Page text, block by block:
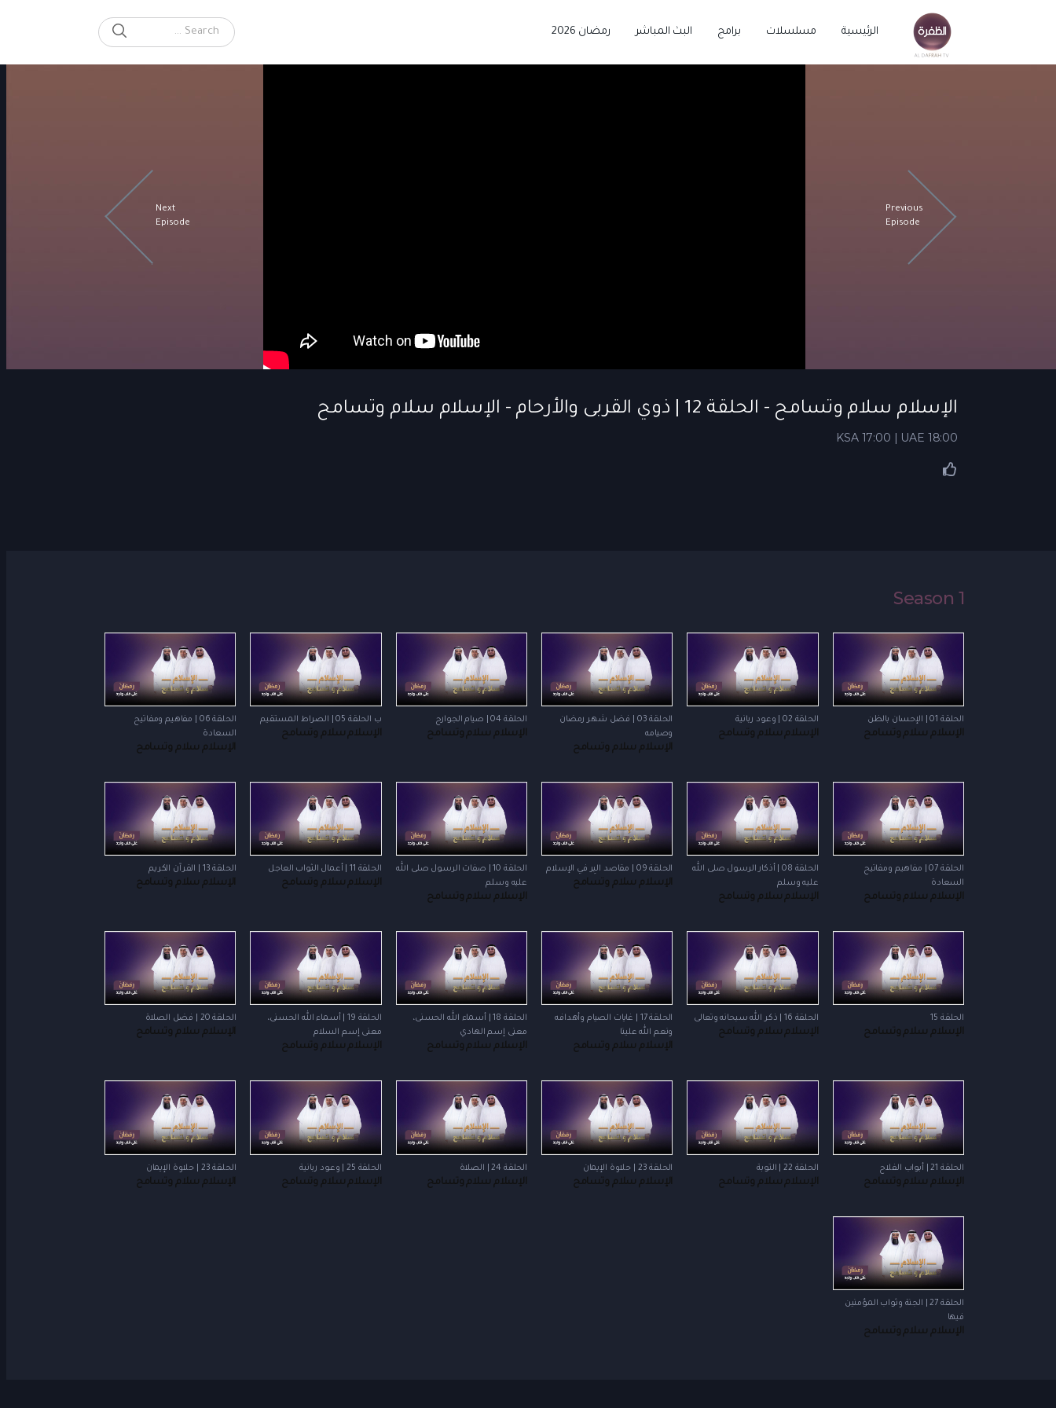
الرئيسية مسلسلات برامج البث المباشر رمضان 2026
Search for:
SEARCH
Previous
Episode
Next
Episode
الإسلام سلام وتسامح - الحلقة 12 | ذوي القربى والأرحام - الإسلام سلام وتسامح
KSA 17:00 | UAE 18:00
Season 1
الحلقة 01 | الإحسان بالظن
الإسلام سلام وتسامح
الحلقة 02 | وعود ربانية
الإسلام سلام وتسامح
الحلقة 03 | فضل شهر رمضان
وصيامه
الإسلام سلام وتسامح
الحلقة 04 | صيام الجوارح
الإسلام سلام وتسامح
ب الحلقة 05 | الصراط المستقيم
الإسلام سلام وتسامح
الحلقة 06 | مفاهيم ومفاتيح
السعادة
الإسلام سلام وتسامح
الحلقة 07 | مفاهيم ومفاتيح
السعادة
الإسلام سلام وتسامح
الحلقة 08 | أذكار الرسول صلى الله
عليه وسلم
الإسلام سلام وتسامح
الحلقة 09 | مقاصد البِر في الإسلام
الإسلام سلام وتسامح
الحلقة 10 | صفات الرسول صلى الله
عليه وسلم
الإسلام سلام وتسامح
الحلقة 11 | أعمال الثواب العاجل
الإسلام سلام وتسامح
الحلقة 13 | القرآن الكريم
الإسلام سلام وتسامح
الحلقة 15
الإسلام سلام وتسامح
الحلقة 16 | ذكر الله سبحانه وتعالى
الإسلام سلام وتسامح
الحلقة 17 | غايات الصيام وأهدافه
ونعم الله علينا
الإسلام سلام وتسامح
الحلقة 18 | أسماء الله الحسنى،
معنى إسم الهادي
الإسلام سلام وتسامح
الحلقة 19 | أسماء الله الحسنى،
معنى إسم السلام
الإسلام سلام وتسامح
الحلقة 20 | فضل الصلاة
الإسلام سلام وتسامح
الحلقة 21 | أبواب الفلاح
الإسلام سلام وتسامح
الحلقة 22 | التوبة
الإسلام سلام وتسامح
الحلقة 23 | حلاوة الإيمان
الإسلام سلام وتسامح
الحلقة 24 | الصلاة
الإسلام سلام وتسامح
الحلقة 25 | وعود ربانية
الإسلام سلام وتسامح
الحلقة 23 | حلاوة الإيمان
الإسلام سلام وتسامح
الحلقة 27 | الجنة وثواب المؤمنين
فيها
الإسلام سلام وتسامح